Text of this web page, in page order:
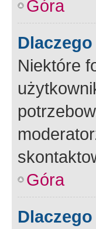
Góra
Niektóre
Góra